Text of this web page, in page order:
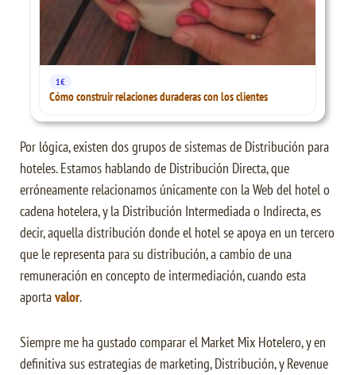
1€
Cómo construir relaciones duraderas con los clientes
Por lógica, existen dos grupos de sistemas de Distribución para
hoteles. Estamos hablando de Distribución Directa, que
erróneamente relacionamos únicamente con la Web del hotel o
cadena hotelera, y la Distribución Intermediada o Indirecta, es
decir, aquella distribución donde el hotel se apoya en un tercero
que le representa para su distribución, a cambio de una
remuneración en concepto de intermediación, cuando esta
aportavalor.
Siempre me ha gustado comparar el Market Mix Hotelero, y en
definitiva sus estrategias de marketing, Distribución, y Revenue